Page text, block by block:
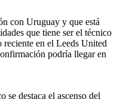
con Uruguay y que está
que tiene ser el técnico
en el Leeds United
podría llegar en
se destaca el ascenso del